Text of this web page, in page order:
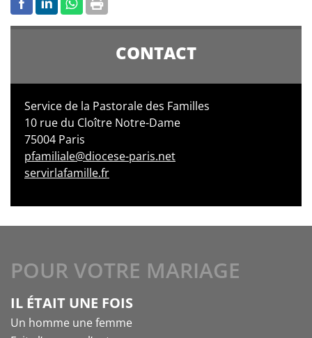
CONTACT
Service de la Pastorale des Familles
10 rue du Cloître Notre-Dame
75004 Paris
pfamiliale@diocese-paris.net
servirlafamille.fr
POUR VOTRE MARIAGE
IL ÉTAIT UNE FOIS
Un homme une femme